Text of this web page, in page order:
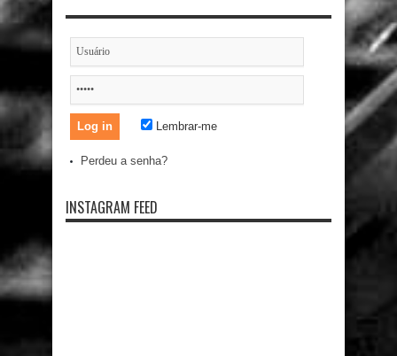
Lembrar-me
Perdeu a senha?
INSTAGRAM FEED